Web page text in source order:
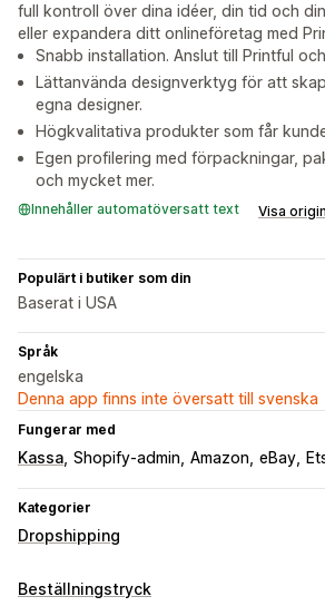
full kontroll över dina idéer, din tid och
eller expandera ditt onlineföretag med
Snabb installation. Anslut till Printful
Lättanvända designverktyg för att
egna designer.
Högkvalitativa produkter som får
Egen profilering med förpackningar,
och mycket mer.
Innehåller automatöversatt text Visa
Populärt i butiker som din
Baserat i USA
Språk
engelska
Denna app finns inte översatt till svenska
Fungerar med
Kassa Shopify-admin Amazon eBay
Kategorier
Dropshipping
Vilka produkter du kan köpa in
Beställningstryck